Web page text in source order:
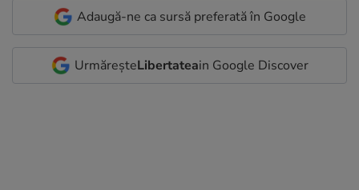
Adaugă-ne ca sursă preferată în Google
UrmăreșteLibertateain Google Discover